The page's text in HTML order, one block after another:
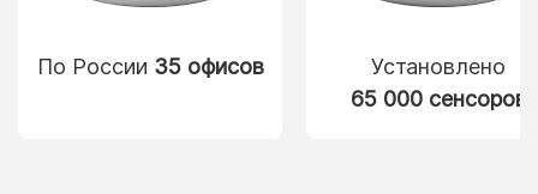
По России 35 офисов
Установлено
65 000 сенсоров